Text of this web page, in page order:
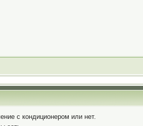
с кондиционером или нет.